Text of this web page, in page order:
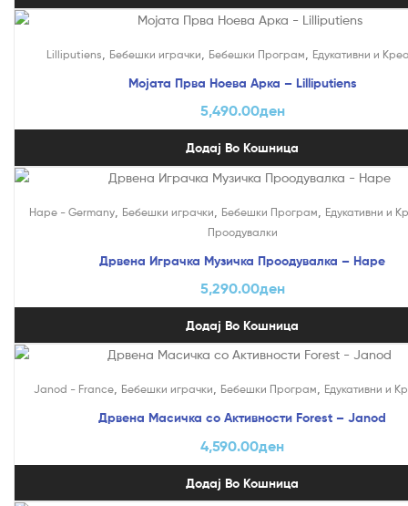
Lilliputiens Бебешки играчки Бебешки Програм Едукативни и
Мојата Прва Ноева Арка – Lilliputiens
5,490.00ден
Додај Во Кошница
Hape - Germany Бебешки играчки Бебешки Програм
Едукативни и
Проодувалки
Дрвена Играчка Музичка Проодувалка – Hape
5,290.00ден
Додај Во Кошница
Janod - France Бебешки играчки Бебешки Програм Едукативни и
Дрвена Масичка со Активности Forest – Janod
4,590.00ден
Додај Во Кошница